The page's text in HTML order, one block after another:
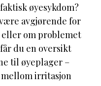
øyesykdom?
avgjørende for
eller om problemet
du en oversikt
til øyeplager –
mellom irritasjon